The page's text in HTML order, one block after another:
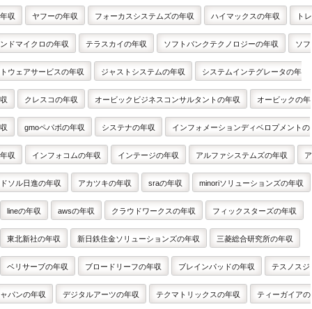
年収 ヤフーの年収 フォーカスシステムズの年収 ハイマックスの年収 トレ
ンドマイクロの年収 テラスカイの年収 ソフトバンクテクノロジーの年収 ソフ
トウェアサービスの年収 ジャストシステムの年収 システムインテグレータの年
収 クレスコの年収 オービックビジネスコンサルタントの年収 オービックの年
収 gmoペパボの年収 システナの年収 インフォメーションディベロプメントの
年収 インフォコムの年収 インテージの年収 アルファシステムズの年収 ア
ドソル日進の年収 アカツキの年収 sraの年収 minoriソリューションズの年収
lineの年収 awsの年収 クラウドワークスの年収 フィックスターズの年収
東北新社の年収 新日鉄住金ソリューションズの年収 三菱総合研究所の年収
ベリサーブの年収 ブロードリーフの年収 ブレインパッドの年収 テスノスジ
ャパンの年収 デジタルアーツの年収 テクマトリックスの年収 ティーガイアの